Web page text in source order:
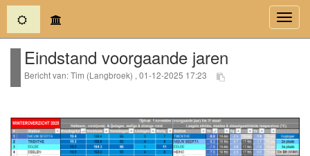
(current)
Eindstand voorgaande jaren
Bericht van: Tim (Langbroek) , 01-12-2025 17:23